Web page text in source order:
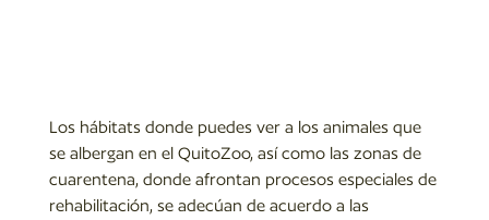
Los hábitats donde puedes ver a los animales que
se albergan en el QuitoZoo, así como las zonas de
cuarentena, donde afrontan procesos especiales de
rehabilitación, se adecúan de acuerdo a las